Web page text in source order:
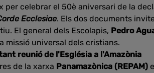
per celebrar el 50è aniversari de la
Ecclesiae. Els dos documents
El general dels Escolapis, Pedro
missió universal dels cristians.
reunió de l'Església a l'Amazònia
de la xarxa Panamazònica (REPAM)